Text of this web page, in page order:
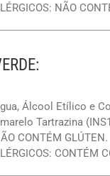
NÃO
Álcool Etílico e
Tartrazina
CONTÉM GLÚTEN.
CONTÉM